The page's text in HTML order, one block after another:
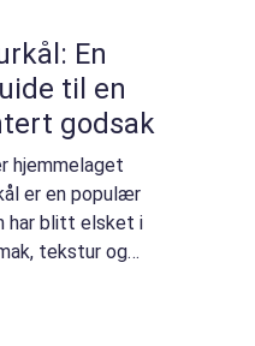
En
til en
godsak
hjemmelaget
er en populær
har blitt elsket i
tekstur og